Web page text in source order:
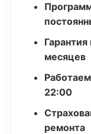
месяцев
22:00
ремонта